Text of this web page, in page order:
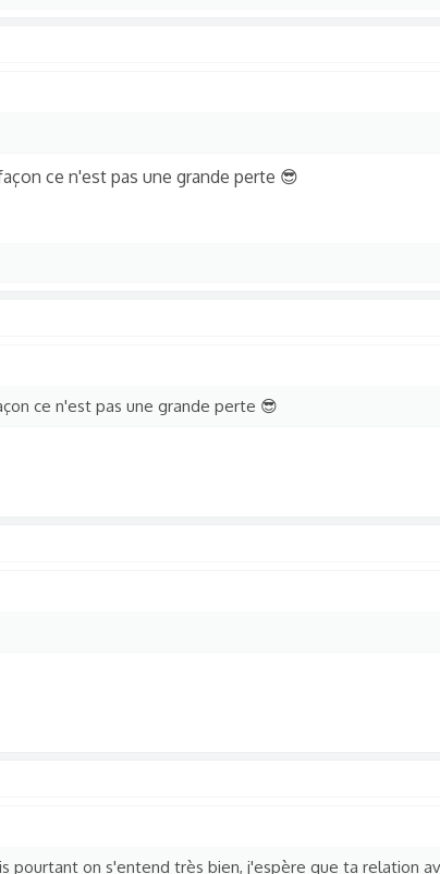
ce n'est pas une grande perte 😎
ce n'est pas une grande perte 😎
pourtant on s'entend très bien, j'espère que ta relation